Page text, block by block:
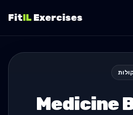
FitIL Exercises
Medicine